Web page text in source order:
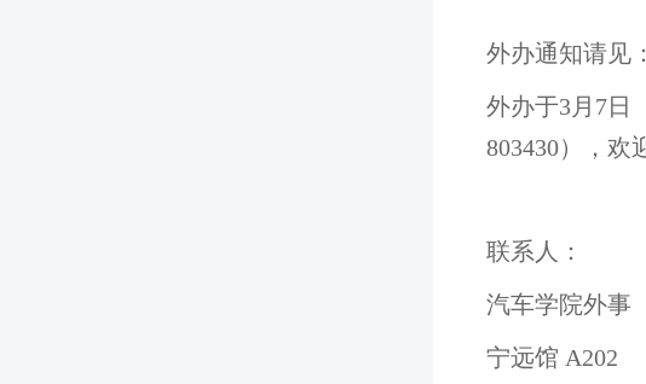
外办通知请见
外办于3月7日
803430），欢
联系人：
汽车学院外事
宁远馆 A202